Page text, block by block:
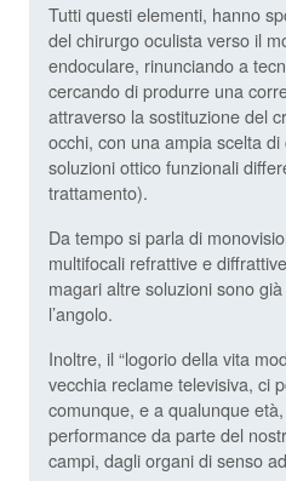
Tutti questi elementi, hanno
del chirurgo oculista verso il
endoculare, rinunciando a
cercando di produrre una
attraverso la sostituzione del
occhi, con una ampia scelta
soluzioni ottico funzionali
trattamento).
Da tempo si parla di
multifocali refrattive e
magari altre soluzioni sono
l’angolo.
Inoltre, il “logorio della vita
vecchia reclame televisiva, ci
comunque, e a qualunque
performance da parte del
campi, dagli organi di senso